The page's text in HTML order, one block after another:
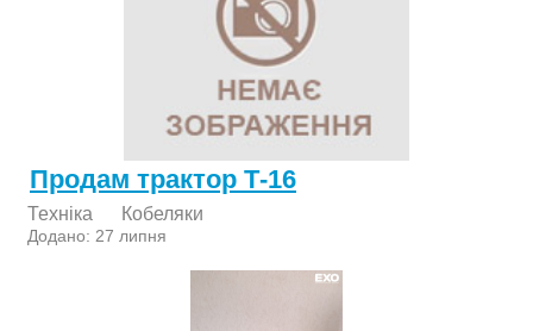
Продам трактор Т-16
Техніка Кобеляки
Додано: 27 липня